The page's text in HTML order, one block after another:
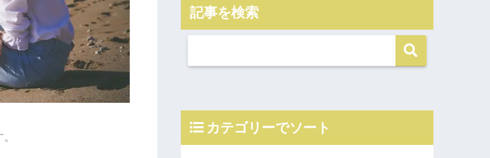
記事を検索
カテゴリーでソート